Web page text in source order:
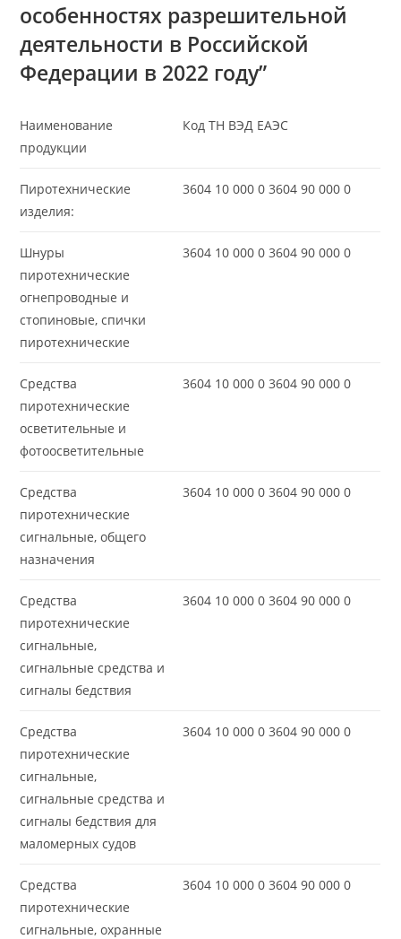
особенностях разрешительной
деятельности в Российской
Федерации в 2022 году”
Наименование
продукции
Код ТН ВЭД ЕАЭС
Пиротехнические
изделия:
3604 10 000 0 3604 90 000 0
Шнуры
пиротехнические
огнепроводные и
стопиновые, спички
пиротехнические
3604 10 000 0 3604 90 000 0
Средства
пиротехнические
осветительные и
фотоосветительные
3604 10 000 0 3604 90 000 0
Средства
пиротехнические
сигнальные, общего
назначения
3604 10 000 0 3604 90 000 0
Средства
пиротехнические
сигнальные,
сигнальные средства и
сигналы бедствия
3604 10 000 0 3604 90 000 0
Средства
пиротехнические
сигнальные,
сигнальные средства и
сигналы бедствия для
маломерных судов
3604 10 000 0 3604 90 000 0
Средства
пиротехнические
сигнальные, охранные
3604 10 000 0 3604 90 000 0